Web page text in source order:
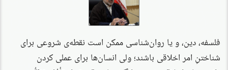
فلسفه، دین، و یا روان‌شناسی ممکن است نقطه‌ی شروعی برای
شناختنِ امر اخلاقی باشند؛ ولی انسان‌ها برای عملی کردن